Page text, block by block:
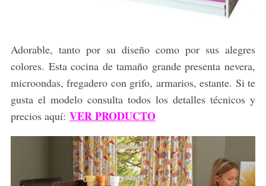
Adorable, tanto por su diseño como por sus alegres
colores. Esta cocina de tamaño grande presenta nevera,
microondas, fregadero con grifo, armarios, estante. Si te
gusta el modelo consulta todos los detalles técnicos y
precios aquí: VER PRODUCTO